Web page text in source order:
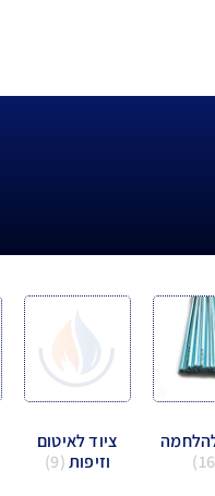
ציוד לאיטום
וזיפות(9)